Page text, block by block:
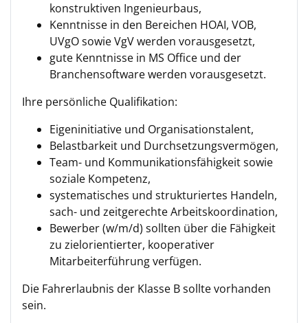
konstruktiven Ingenieurbaus,
Kenntnisse in den Bereichen HOAI, VOB,
UVgO sowie VgV werden vorausgesetzt,
gute Kenntnisse in MS Office und der
Branchensoftware werden vorausgesetzt.
Ihre persönliche Qualifikation:
Eigeninitiative und Organisationstalent,
Belastbarkeit und Durchsetzungsvermögen,
Team- und Kommunikationsfähigkeit sowie
soziale Kompetenz,
systematisches und strukturiertes Handeln,
sach- und zeitgerechte Arbeitskoordination,
Bewerber (w/m/d) sollten über die Fähigkeit
zu zielorientierter, kooperativer
Mitarbeiterführung verfügen.
Die Fahrerlaubnis der Klasse B sollte vorhanden
sein.